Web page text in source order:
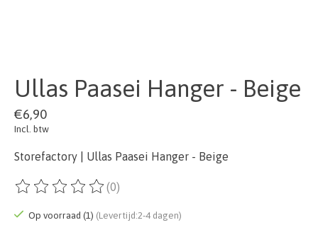
Ullas Paasei Hanger - Beige
€6,90
Incl. btw
Storefactory | Ullas Paasei Hanger - Beige
De beoordeling van dit product is
(0)
Op voorraad (1) (Levertijd:2-4 dagen)